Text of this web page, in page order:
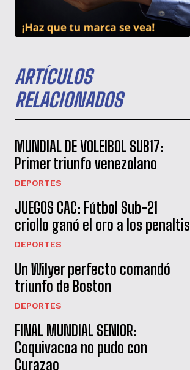
ARTÍCULOS
RELACIONADOS
MUNDIAL DE VOLEIBOL SUB17:
Primer triunfo venezolano
DEPORTES
JUEGOS CAC: Fútbol Sub-21
criollo ganó el oro a los penaltis
DEPORTES
Un Wilyer perfecto comandó
triunfo de Boston
DEPORTES
FINAL MUNDIAL SENIOR:
Coquivacoa no pudo con
Curazao